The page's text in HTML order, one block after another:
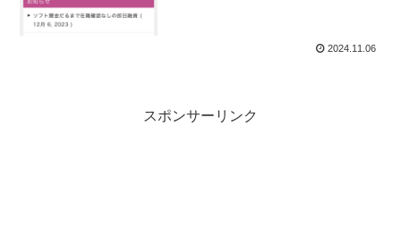
2024.11.06
スポンサーリンク